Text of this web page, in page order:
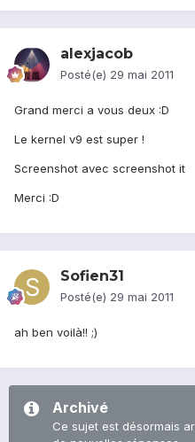
alexjacob
Posté(e) 29 mai 2011
Grand merci a vous deux :D
Le kernel v9 est super !
Screenshot avec screenshot it
Merci :D
Sofien31
Posté(e) 29 mai 2011
ah ben voilà!! ;)
Archivé
Ce sujet est désormais